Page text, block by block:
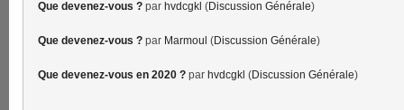
Que devenez-vous ? par hvdcgkl (Discussion Générale)
Que devenez-vous ? par Marmoul (Discussion Générale)
Que devenez-vous en 2020 ? par hvdcgkl (Discussion Générale)